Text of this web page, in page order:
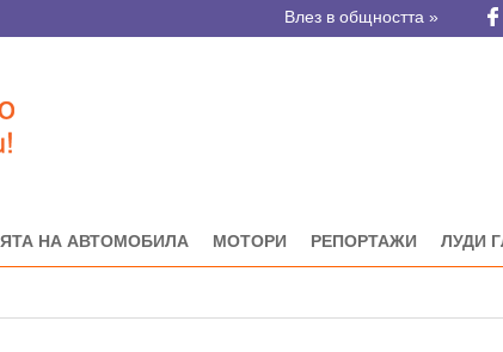
Влез в общността »
НА АВТОМОБИЛА МОТОРИ РЕПОРТАЖИ ЛУДИ